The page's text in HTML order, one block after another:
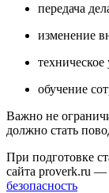
передача
изменение
техническое
обучение
Важно не
должно стать
При подготовке
сайта proverk.ru —
безопасность